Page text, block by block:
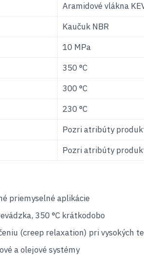
Aramidové vlákna
Kaučuk NBR
10 MPa
350 °C
300 °C
230 °C
Pozri atribúty
Pozri atribúty
priemyselné aplikácie
350 °C krátkodobo
(creep relaxation) pri vysokých
a olejové systémy